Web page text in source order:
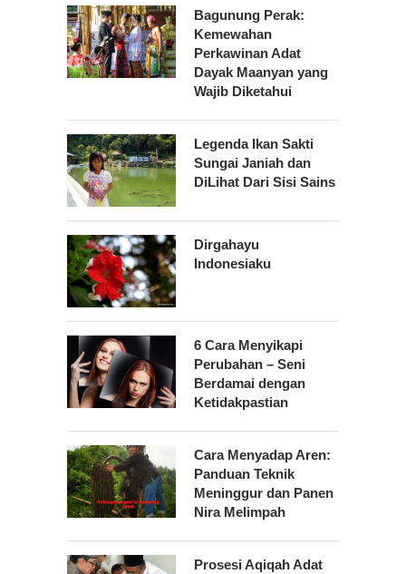
Bagunung Perak:
Kemewahan
Perkawinan Adat
Dayak Maanyan yang
Wajib Diketahui
Legenda Ikan Sakti
Sungai Janiah dan
DiLihat Dari Sisi Sains
Dirgahayu
Indonesiaku
6 Cara Menyikapi
Perubahan – Seni
Berdamai dengan
Ketidakpastian
Cara Menyadap Aren:
Panduan Teknik
Meninggur dan Panen
Nira Melimpah
Prosesi Aqiqah Adat